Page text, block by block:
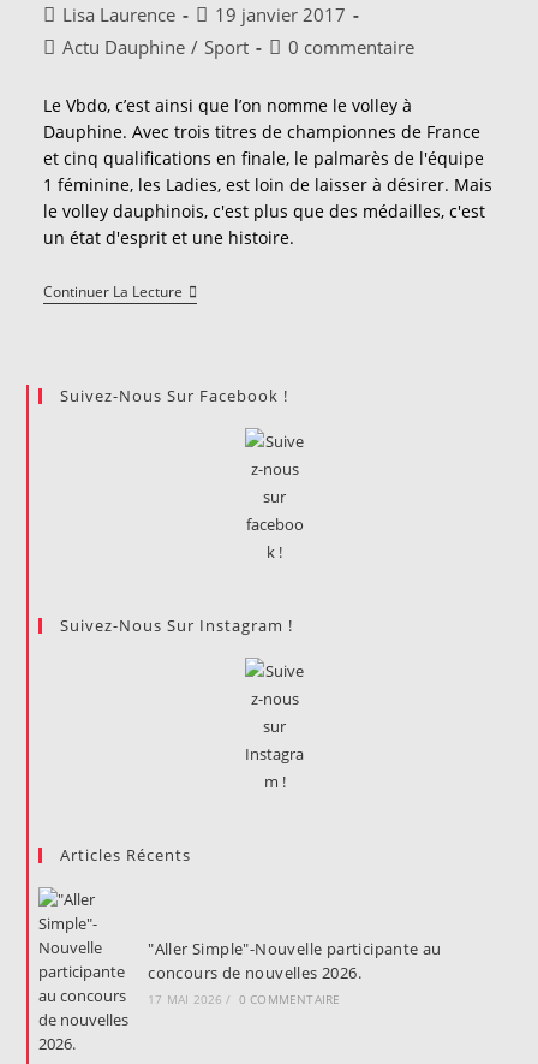
Auteur/autrice
de
Lisa Laurence
Publication
publiée :
19 janvier 2017
PostActu Dauphine / Sport
Commentaires
publication :
0 commentaire
Le Vbdo, c’est ainsi que l’on nomme le volley à
Dauphine. Avec trois titres de championnes de France
et cinq qualifications en finale, le palmarès de l'équipe
1 féminine, les Ladies, est loin de laisser à désirer. Mais
le volley dauphinois, c'est plus que des médailles, c'est
un état d'esprit et une histoire.
Continuer La LectureLe
Vbdo
Sport
Universitaire
Commun
Suivez-Nous Sur Facebook !
Suivez-Nous Sur Instagram !
Articles Récents
"Aller Simple"-Nouvelle participante au
concours de nouvelles 2026.
17 MAI 2026 / 0 COMMENTAIRE